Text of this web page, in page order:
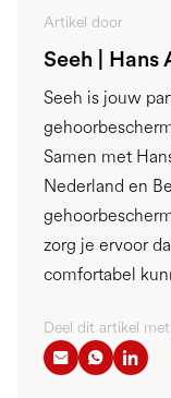
Artikel door
Seeh | Hans
Seeh is jouw
Samen met
Nederland en
zorg je ervoor
comfortabel
Deel dit artikel